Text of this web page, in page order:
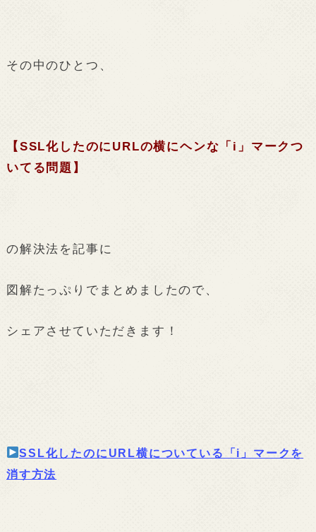
その中のひとつ、
【 SSL化したのに URLの横にヘンな「 i 」マークつ
いてる問題】
の解決法を記事に
図解たっぷりでまとめましたので、
シェアさせていただきます！
SSL化したのにURL横についている「i」マークを
消す方法